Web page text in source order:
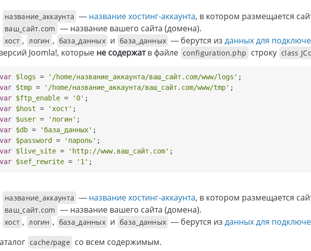
название_аккаунта — название хостинг-аккаунта, в котором размещается
ваш_сайт.com — название вашего сайта (домена).
хост , логин , база_данных и база_данных — берутся изданных для
Joomla!, которые не содержатв файле configuration.php строку class
var $logs = '/home/название_аккаунта/ваш_сайт.com/www/logs' ;
var $tmp = '/home/название_аккаунта/ваш_сайт.com/www/tmp' ;
var $ftp_enable = '0' ;
var $host = 'хост' ;
var $user = 'логин' ;
var $db = 'база_данных' ;
var $password = 'пароль' ;
var $live_site = 'http://www.ваш_сайт.com' ;
var $sef_rewrite = '1' ;
название_аккаунта — название хостинг-аккаунта, в котором размещается
ваш_сайт.com — название вашего сайта (домена).
хост , логин , база_данных и база_данных — берутся изданных для
cache/page со всем содержимым.